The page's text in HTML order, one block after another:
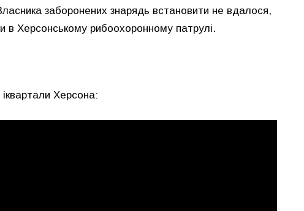
заборонених знарядь встановити не вдалося,
в Херсонському рибоохоронному патрулі.
Херсона: